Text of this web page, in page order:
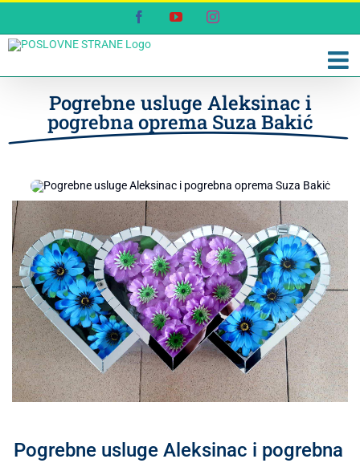
content
FacebookYouTubeInstagram
Pogrebne usluge Aleksinac i
pogrebna oprema Suza Bakić
Pogrebne usluge Aleksinac i pogrebna